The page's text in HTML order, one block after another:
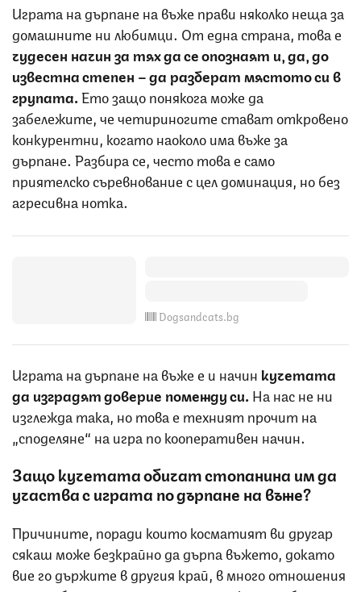
Играта на дърпане на въже прави няколко неща за
домашните ни любимци. От една страна, това е
чудесен начин за тях да се опознаят и, да, до
известна степен – да разберат мястото си в
групата. Ето защо понякога може да
забележите, че четириногите стават откровено
конкурентни, когато наоколо има въже за
дърпане. Разбира се, често това е само
приятелско съревнование с цел доминация, но без
агресивна нотка.
Dogsandcats.bg
Играта на дърпане на въже е и начин кучетата
да изградят доверие помежду си. На нас не ни
изглежда така, но това е техният прочит на
„споделяне“ на игра по кооперативен начин.
Защо кучетата обичат стопанина им да
участва с играта по дърпане на въже?
Причините, поради които косматият ви другар
сякаш може безкрайно да дърпа въжето, докато
вие го държите в другия край, в много отношения